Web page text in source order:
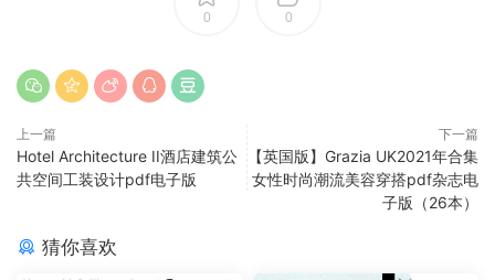
0 0
上一篇
Hotel Architecture II酒店建筑公
共空间工装设计pdf电子版
下一篇
【英国版】Grazia UK2021年合集
女性时尚潮流美容穿搭pdf杂志电
子版（26本）
猜你喜欢